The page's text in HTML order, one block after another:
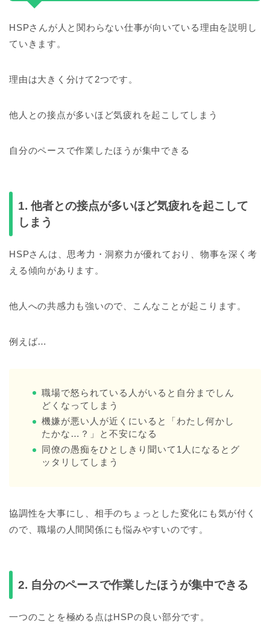
HSPさんが人と関わらない仕事が向いている理由を説明し
ていきます。
理由は大きく分けて2つです。
他人との接点が多いほど気疲れを起こしてしまう
自分のペースで作業したほうが集中できる
1. 他者との接点が多いほど気疲れを起こして
しまう
HSPさんは、思考力・洞察力が優れており、物事を深く考
える傾向があります。
他人への共感力も強いので、こんなことが起こります。
例えば…
職場で怒られている人がいると自分までしん
どくなってしまう
機嫌が悪い人が近くにいると「わたし何かし
たかな…？」と不安になる
同僚の愚痴をひとしきり聞いて1人になるとグ
ッタリしてしまう
協調性を大事にし、相手のちょっとした変化にも気が付く
ので、職場の人間関係にも悩みやすいのです。
2. 自分のペースで作業したほうが集中できる
一つのことを極める点はHSPの良い部分です。